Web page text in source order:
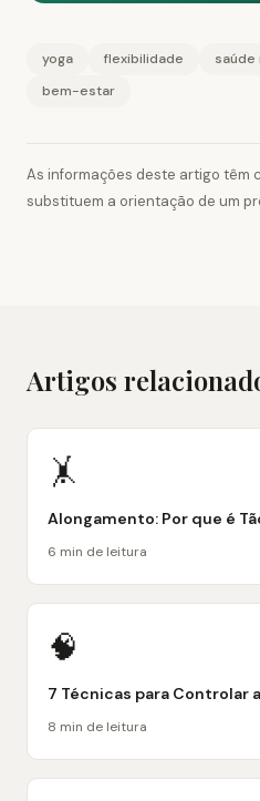
yoga flexibilidade saúde
bem-estar
As informações deste artigo têm
substituem a orientação de um
Artigos
🤸
Alongamento: Por que é
6 min de leitura
🧠
7 Técnicas para Controlar
8 min de leitura